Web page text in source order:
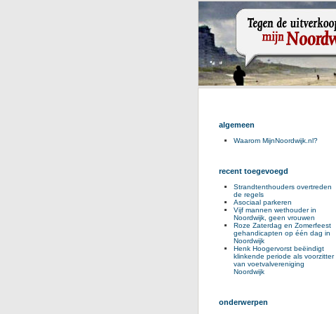
algemeen
Waarom MijnNoordwijk.nl?
recent toegevoegd
Strandtenthouders overtreden
de regels
Asociaal parkeren
Vijf mannen wethouder in
Noordwijk, geen vrouwen
Roze Zaterdag en Zomerfeest
gehandicapten op één dag in
Noordwijk
Henk Hoogervorst beëindigt
klinkende periode als voorzitter
van voetvalvereniging
Noordwijk
onderwerpen